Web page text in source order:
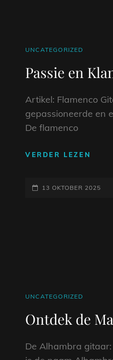
CAT
UNCATEGORIZED
Passie en
Artikel: Flamenco
gepassioneerde en
De flamenco
VERDER LEZEN
DE
GEPLAATST
13 OKTOBER 2025
CAT
UNCATEGORIZED
Ontdek de
De Alhambra